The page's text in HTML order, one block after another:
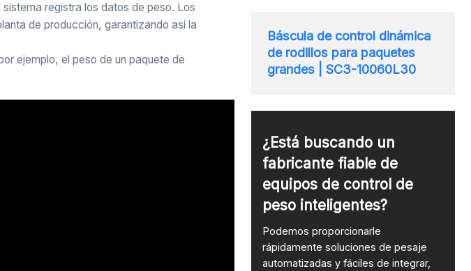
registra los datos de peso. Los
de producción, garantizando así la
ejemplo, el peso de un paquete de
Báscula de control dinámica
de rodillos para paquetes
grandes | SC3-10060L30
¿Está buscando un
fabricante fiable de
equipos de control de
peso inteligentes?
Podemos proporcionarle
rápidamente soluciones de pesaje
automatizadas y fáciles de integrar,